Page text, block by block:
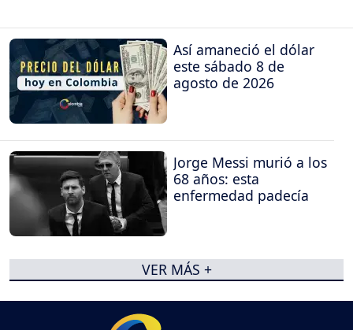
Así amaneció el dólar
este sábado 8 de
agosto de 2026
Jorge Messi murió a los
68 años: esta
enfermedad padecía
VER MÁS +